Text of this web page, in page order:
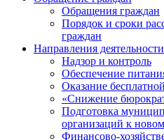
Обращения граждан
Порядок и сроки
граждан
Направления деятельности
Надзор и контроль
Обеспечение
Оказание
«Снижение
Подготовка
организаций к
Финансово-